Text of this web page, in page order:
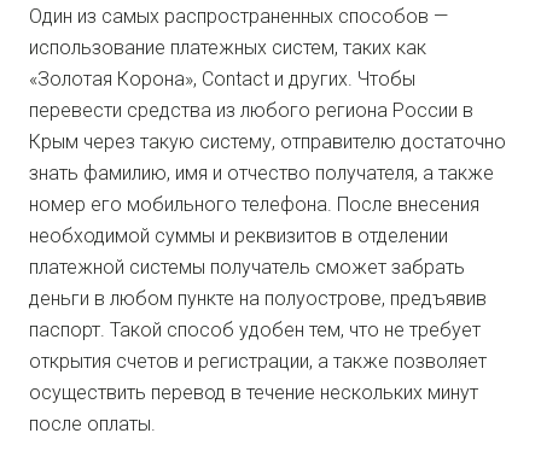
Один из самых распространенных способов —
использование платежных систем, таких как
«Золотая Корона», Contact и других. Чтобы
перевести средства из любого региона России в
Крым через такую систему, отправителю достаточно
знать фамилию, имя и отчество получателя, а также
номер его мобильного телефона. После внесения
необходимой суммы и реквизитов в отделении
платежной системы получатель сможет забрать
деньги в любом пункте на полуострове, предъявив
паспорт. Такой способ удобен тем, что не требует
открытия счетов и регистрации, а также позволяет
осуществить перевод в течение нескольких минут
после оплаты.